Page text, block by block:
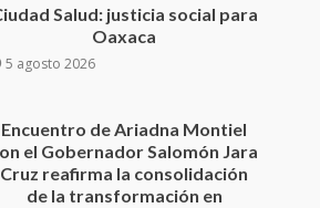
el Gobernador Salomón Jara
Cruz reafirma la consolidación
de la transformación en
Secretaría de Gobierno refuerza
presencia institucional en San
Juan Mazatlán